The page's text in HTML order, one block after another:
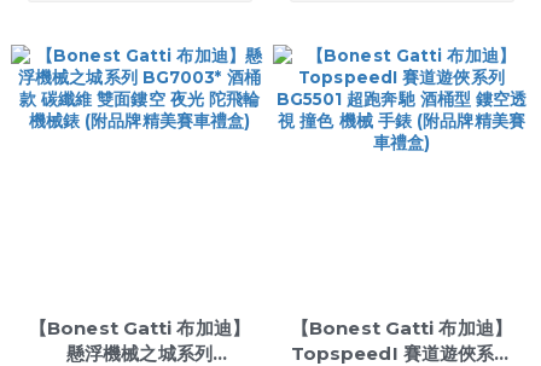
【Bonest Gatti 布加迪】
懸浮機械之城系列
【Bonest Gatti 布加迪】
TopspeedI 賽道遊俠系列